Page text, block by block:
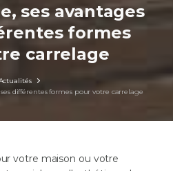
ses avantages
formes
carrelage
différentes formes pour votre carrelage
votre maison ou votre